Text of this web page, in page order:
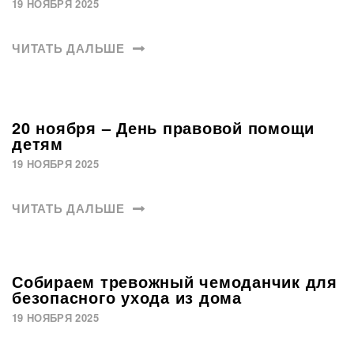
19 НОЯБРЯ 2025
ЧИТАТЬ ДАЛЬШЕ
20 ноября – День правовой помощи
детям
19 НОЯБРЯ 2025
ЧИТАТЬ ДАЛЬШЕ
Собираем тревожный чемоданчик для
безопасного ухода из дома
19 НОЯБРЯ 2025